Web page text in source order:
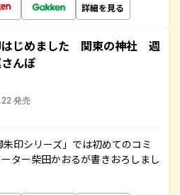
詳細を見る
はじめました 関東の神社 週
んぽ
発売
印シリーズ」では初めてのコミ
ター柴田かおるが書きおろしまし